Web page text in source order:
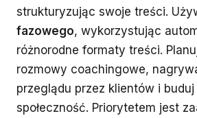
strukturyzując swoje treści.
fazowego, wykorzystując
różnorodne formaty treści.
rozmowy coachingowe,
przeglądu przez klientów i buduj
społeczność. Priorytetem jest